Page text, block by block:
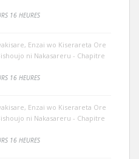
16 HEURES
Enzai wo Kiserareta Ore
ni Nakasareru - Chapitre
16 HEURES
Enzai wo Kiserareta Ore
ni Nakasareru - Chapitre
16 HEURES